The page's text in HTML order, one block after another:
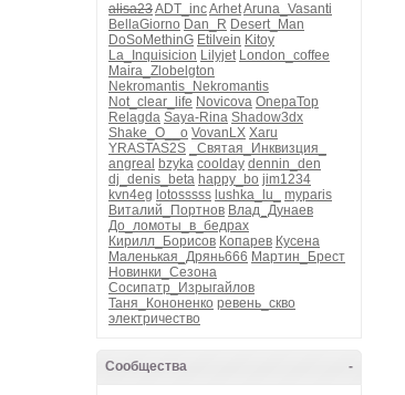
alisa23ADT_incArhetAruna_Vasanti
BellaGiorno Dan_R Desert_Man
DoSoMethinG Etilvein Kitoy
La_Inquisicion Lilyjet London_coffee
Maira_Zlobelgton
Nekromantis_Nekromantis
Not_clear_life Novicova OnepaTop
Relagda Saya-Rina Shadow3dx
Shake_O__o VovanLX Xaru
YRASTAS2S
_Святая_Инквизция_
angreal bzyka coolday dennin_den
dj_denis_beta happy_bo jim1234
kvn4eg lotosssss lushka_lu_
myparis
Виталий_Портнов Влад_Дунаев
До_ломоты_в_бедрах
Кирилл_Борисов Копарев Кусена
Маленькая_Дрянь666 Мартин_Брест
Новинки_Сезона
Сосипатр_Изрыгайлов
Таня_Кононенко ревень_скво
электричество
-
Сообщества